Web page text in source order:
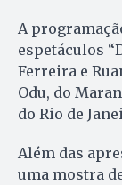
A
espetáculos
Ferreira e
Odu, do
do Rio de
Além das
uma mostra